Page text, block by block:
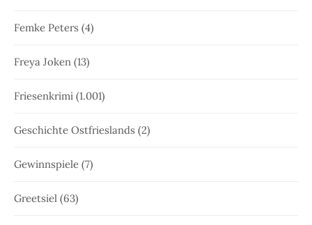
Femke Peters (4)
Freya Joken (13)
Friesenkrimi (1.001)
Geschichte Ostfrieslands (2)
Gewinnspiele (7)
Greetsiel (63)